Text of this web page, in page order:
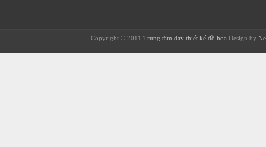
Copyright © 2011 Trung tâm dạy thiết kế đồ họa Design by